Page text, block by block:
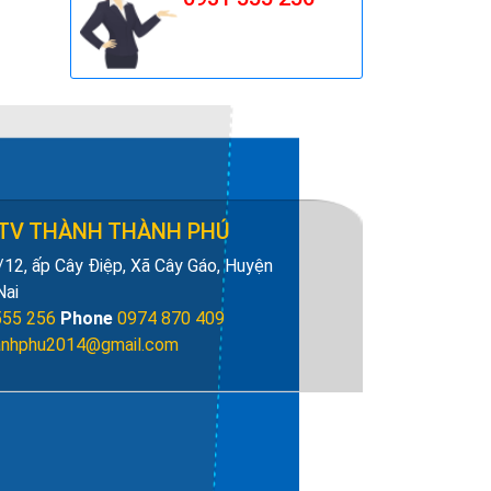
máy móc, thiết bị có
Gia công cơ khí bằng
máy CNC - Ứng dụng
trong nông nghiệp
Gia công cơ khí bằng
máy CNC là công đoạn
không thể thiếu để tạo
ra những chiếc máy cày,
máy cấy, máy làm đất,
máy bừa,… giúp người
nông dân không...
Ngành công nghiệp
sản xuất ô tô, xe máy
giảm mạnh trong
tháng
THÀNH THÀNH PHÚ
ấp Cây Điệp, Xã Cây Gáo, Huyện
256 Phone 0974 870 409